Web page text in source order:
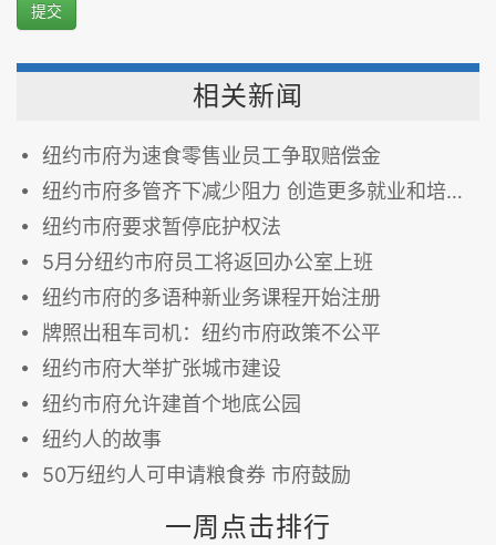
提交
相关新闻
纽约市府为速食零售业员工争取赔偿金
纽约市府多管齐下减少阻力 创造更多就业和培训机会
纽约市府要求暂停庇护权法
5月分纽约市府员工将返回办公室上班
纽约市府的多语种新业务课程开始注册
牌照出租车司机：纽约市府政策不公平
纽约市府大举扩张城市建设
纽约市府允许建首个地底公园
纽约人的故事
50万纽约人可申请粮食券 市府鼓励
一周点击排行